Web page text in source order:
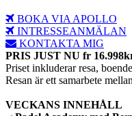
BOKA VIA APOLLO
INTRESSEANMÄLAN
KONTAKTA MIG
PRIS JUST NU fr
Priset inkluderar resa,
Resan är ett samarbete
VECKANS INNEHÅLL